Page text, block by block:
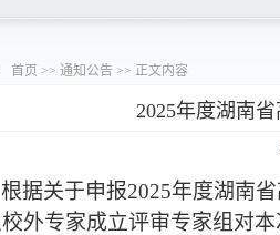
首页 >> 通知公告 >> 正文内容
2025年度湖南
根据关于申报2025年度湖南
外专家成立评审专家组对本